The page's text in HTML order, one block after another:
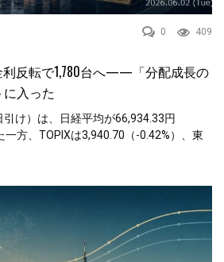
409
0
利反転で1,780台へ——「分配成長の
入った
け）は、日経平均が66,934.33円
一方、TOPIXは3,940.70（-0.42%）、東